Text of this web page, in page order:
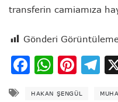
transferin camiamıza
Gönderi
Facebook
HAKAN ŞENGÜL